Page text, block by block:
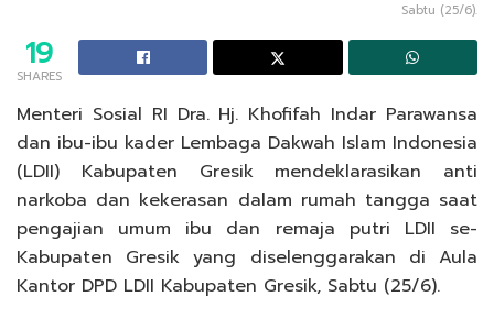
Sabtu (25/6).
19
SHARES
Menteri Sosial RI Dra. Hj. Khofifah Indar Parawansa
dan ibu-ibu kader Lembaga Dakwah Islam Indonesia
(LDII) Kabupaten Gresik mendeklarasikan anti
narkoba dan kekerasan dalam rumah tangga saat
pengajian umum ibu dan remaja putri LDII se-
Kabupaten Gresik yang diselenggarakan di Aula
Kantor DPD LDII Kabupaten Gresik, Sabtu (25/6).